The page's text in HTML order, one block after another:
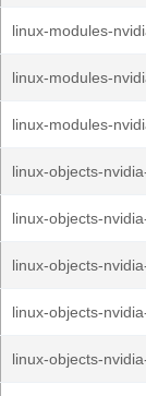
linux-modules-
linux-modules-
linux-modules-
linux-objects-
linux-objects-
linux-objects-
linux-objects-
linux-objects-